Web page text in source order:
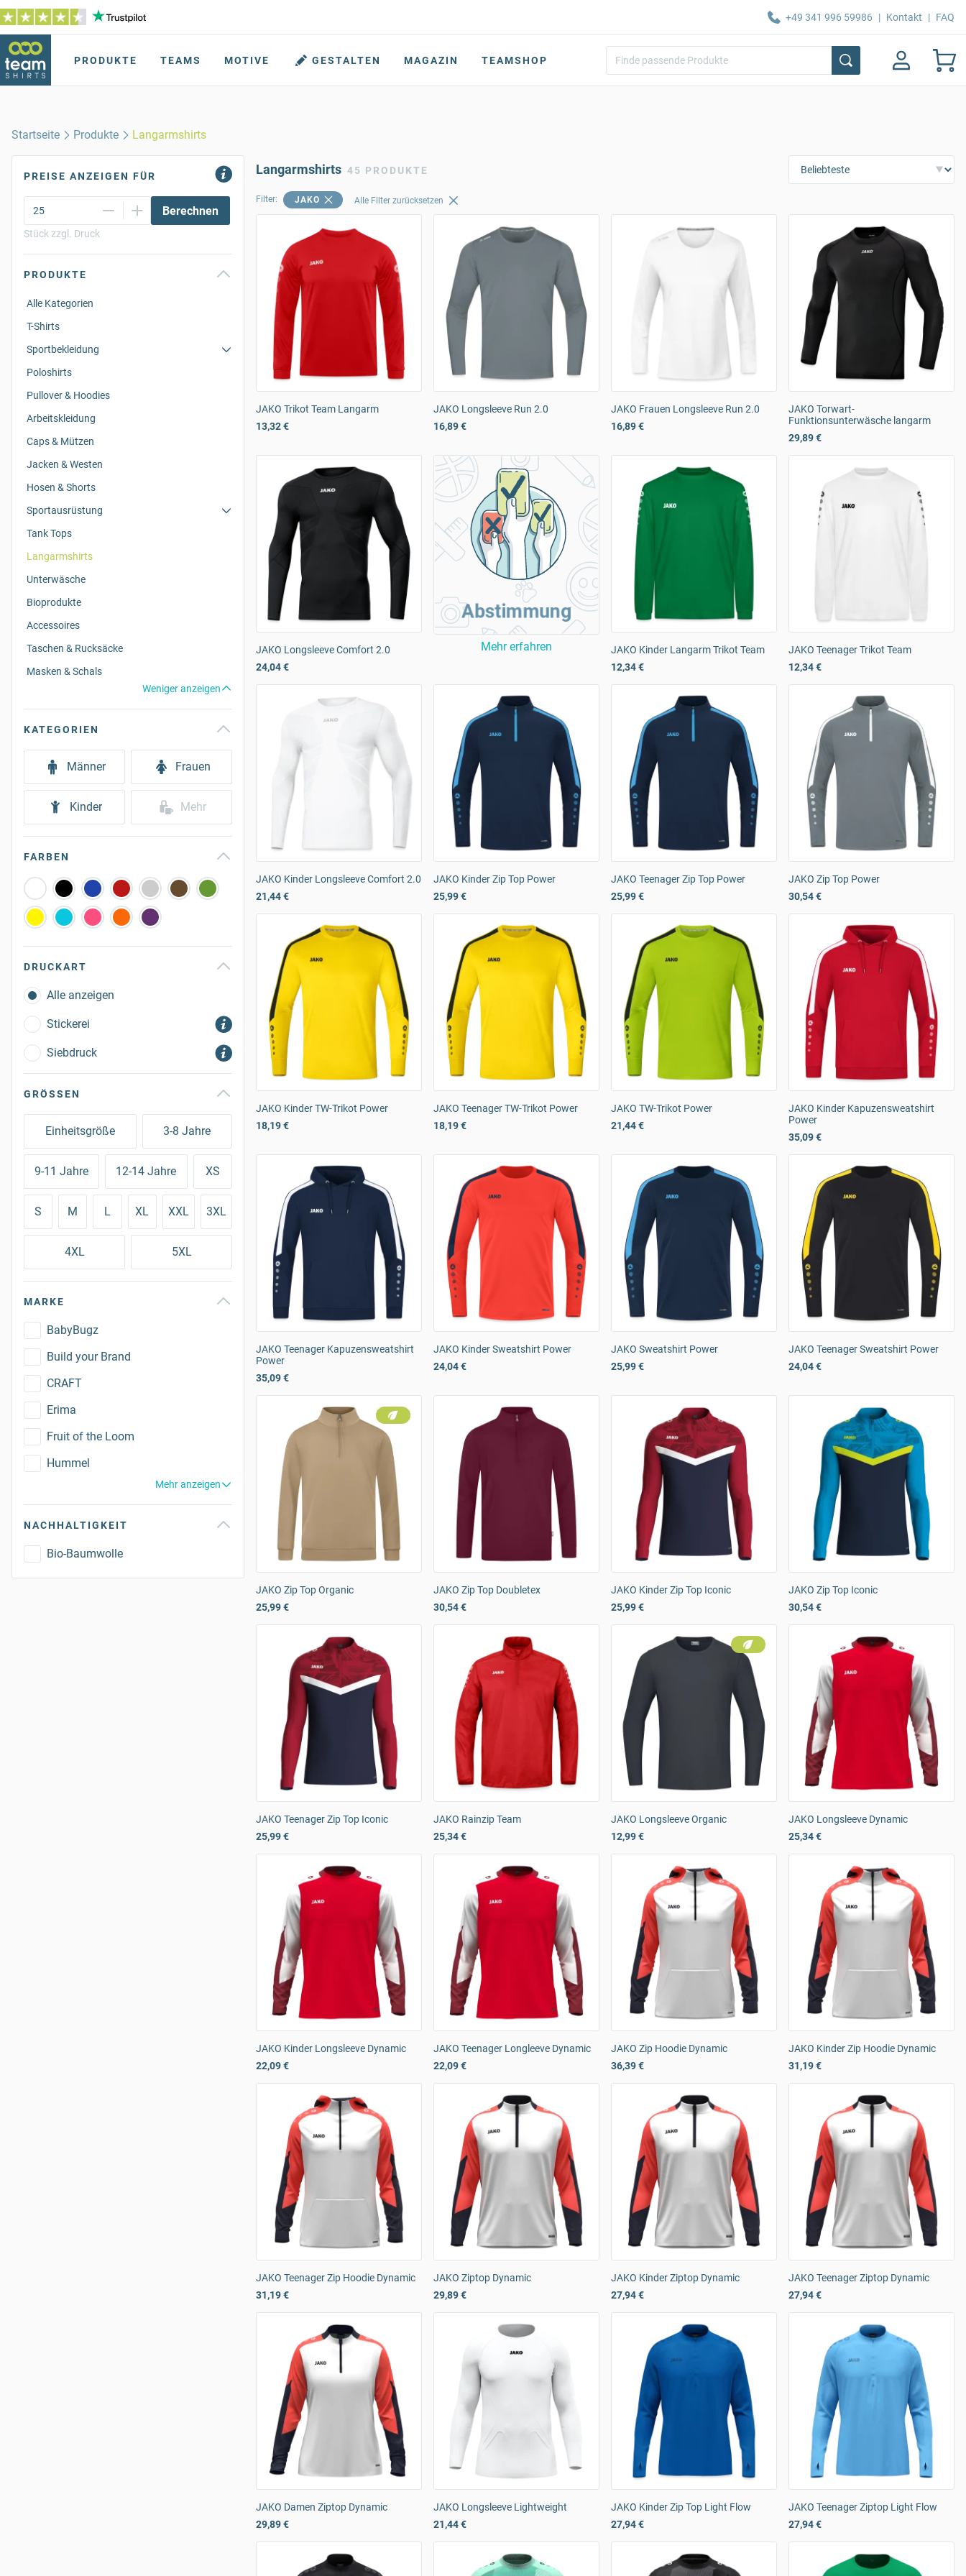
+49 341 996 59986 | Kontakt | FAQ
PRODUKTE TEAMS MOTIVE GESTALTEN MAGAZIN TEAMSHOP
Startseite Produkte Langarmshirts
PREISE ANZEIGEN FÜR
Berechnen
Stück zzgl. Druck
PRODUKTE
Alle Kategorien
T-Shirts
Sportbekleidung
Poloshirts
Pullover & Hoodies
Arbeitskleidung
Caps & Mützen
Jacken & Westen
Hosen & Shorts
Sportausrüstung
Tank Tops
Langarmshirts
Unterwäsche
Bioprodukte
Accessoires
Taschen & Rucksäcke
Masken & Schals
Weniger anzeigen
KATEGORIEN
Männer Frauen
Kinder Mehr
FARBEN
DRUCKART
Alle anzeigen
Stickerei
Siebdruck
GRÖSSEN
Einheitsgröße 3-8 Jahre
9-11 Jahre 12-14 Jahre XS
S M L XL XXL 3XL
4XL 5XL
MARKE
BabyBugz
Build your Brand
CRAFT
Erima
Fruit of the Loom
Hummel
Mehr anzeigen
NACHHALTIGKEIT
Bio-Baumwolle
Langarmshirts 45 PRODUKTE
Filter: JAKO Alle Filter zurücksetzen
JAKO Trikot Team Langarm
13,32 €
JAKO Longsleeve Run 2.0
16,89 €
JAKO Frauen Longsleeve Run 2.0
16,89 €
JAKO Torwart-
Funktionsunterwäsche langarm
29,89 €
JAKO Longsleeve Comfort 2.0
24,04 €
Abstimmung
Mehr erfahren
JAKO Kinder Langarm Trikot Team
12,34 €
JAKO Teenager Trikot Team
12,34 €
JAKO Kinder Longsleeve Comfort 2.0
21,44 €
JAKO Kinder Zip Top Power
25,99 €
JAKO Teenager Zip Top Power
25,99 €
JAKO Zip Top Power
30,54 €
JAKO Kinder TW-Trikot Power
18,19 €
JAKO Teenager TW-Trikot Power
18,19 €
JAKO TW-Trikot Power
21,44 €
JAKO Kinder Kapuzensweatshirt
Power
35,09 €
JAKO Teenager Kapuzensweatshirt
Power
35,09 €
JAKO Kinder Sweatshirt Power
24,04 €
JAKO Sweatshirt Power
25,99 €
JAKO Teenager Sweatshirt Power
24,04 €
JAKO Zip Top Organic
25,99 €
JAKO Zip Top Doubletex
30,54 €
JAKO Kinder Zip Top Iconic
25,99 €
JAKO Zip Top Iconic
30,54 €
JAKO Teenager Zip Top Iconic
25,99 €
JAKO Rainzip Team
25,34 €
JAKO Longsleeve Organic
12,99 €
JAKO Longsleeve Dynamic
25,34 €
JAKO Kinder Longsleeve Dynamic
22,09 €
JAKO Teenager Longleeve Dynamic
22,09 €
JAKO Zip Hoodie Dynamic
36,39 €
JAKO Kinder Zip Hoodie Dynamic
31,19 €
JAKO Teenager Zip Hoodie Dynamic
31,19 €
JAKO Ziptop Dynamic
29,89 €
JAKO Kinder Ziptop Dynamic
27,94 €
JAKO Teenager Ziptop Dynamic
27,94 €
JAKO Damen Ziptop Dynamic
29,89 €
JAKO Longsleeve Lightweight
21,44 €
JAKO Kinder Zip Top Light Flow
27,94 €
JAKO Teenager Ziptop Light Flow
27,94 €